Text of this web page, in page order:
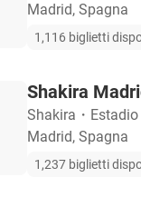
Madrid, Spagna
1,116 biglietti
Shakira
Shakira ・
Madrid, Spagna
1,237 biglietti